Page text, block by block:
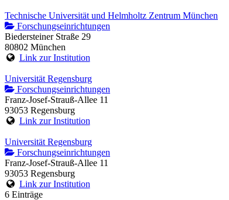
Technische Universität und Helmholtz Zentrum München
Forschungseinrichtungen
Biedersteiner Straße 29
80802 München
Link zur Institution
Universität Regensburg
Forschungseinrichtungen
Franz-Josef-Strauß-Allee 11
93053 Regensburg
Link zur Institution
Universität Regensburg
Forschungseinrichtungen
Franz-Josef-Strauß-Allee 11
93053 Regensburg
Link zur Institution
6 Einträge